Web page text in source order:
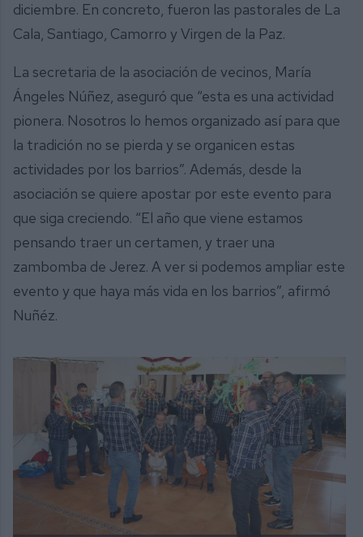
diciembre. En concreto, fueron las pastorales de La
Cala, Santiago, Camorro y Virgen de la Paz.
La secretaria de la asociación de vecinos, María
Ángeles Núñez, aseguró que “esta es una actividad
pionera. Nosotros lo hemos organizado así para que
la tradición no se pierda y se organicen estas
actividades por los barrios”. Además, desde la
asociación se quiere apostar por este evento para
que siga creciendo. “El año que viene estamos
pensando traer un certamen, y traer una
zambomba de Jerez. A ver si podemos ampliar este
evento y que haya más vida en los barrios”, afirmó
Nuñéz.